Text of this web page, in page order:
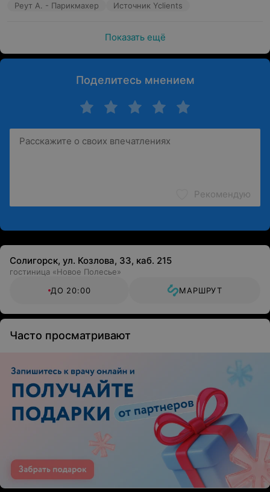
Реут А. - Парикмахер Источник Yclients
Показать ещё
Поделитесь мнением
Рекомендую
Солигорск, ул. Козлова, 33, каб. 215
гостиница «Новое Полесье»
ДО 20:00
МАРШРУТ
Часто просматривают